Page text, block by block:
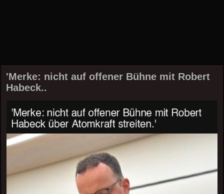
'Merke: nicht auf offener Bühne mit Robert
Habeck..